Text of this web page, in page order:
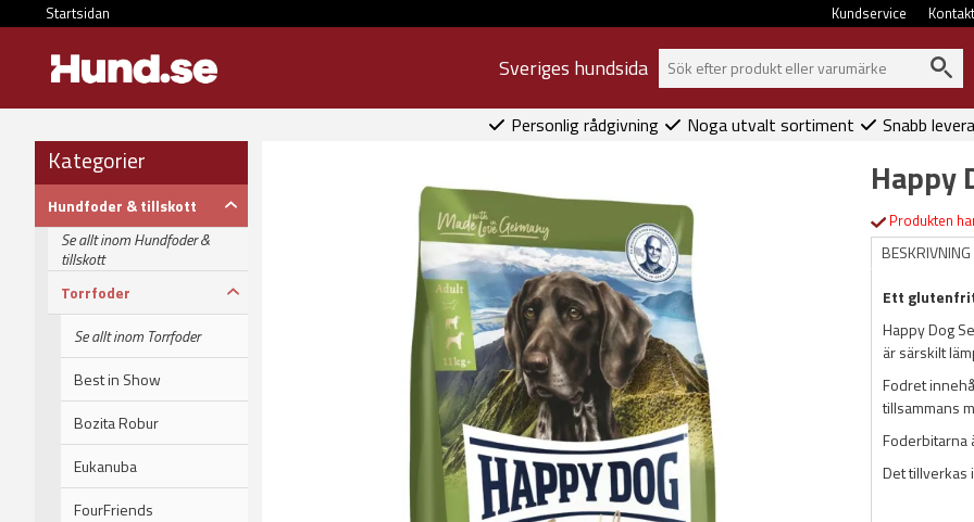
Startsidan Kundservice
Sveriges hundsida
Personlig rådgivning Noga utvalt sortiment Snabb
Kategorier
Hundfoder & tillskott
Se allt inom Hundfoder &
tillskott
Torrfoder
Se allt inom Torrfoder
Best in Show
Bozita Robur
Eukanuba
FourFriends
Happy
Produkten
BESKRIVNING
Ett
Happy Dog
är särskilt
Fodret
tillsammans
Foderbitarna
Det tillverkas